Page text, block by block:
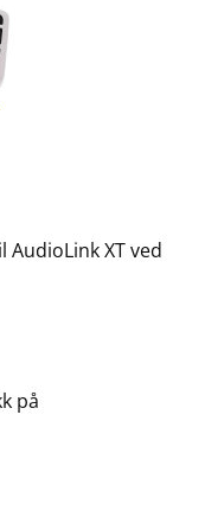
XT ved
på